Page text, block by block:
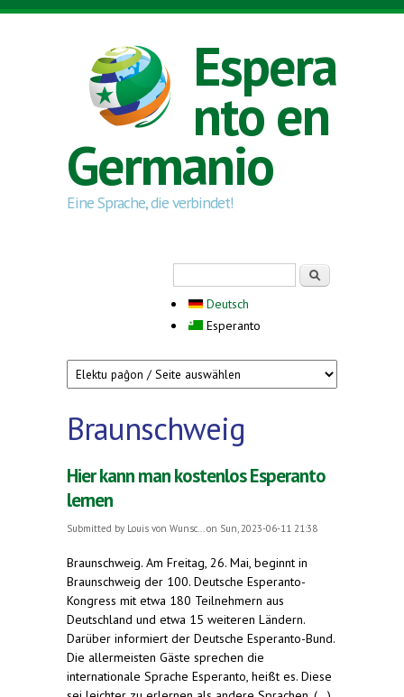
Skip to main content
Espera
nto en
Germanio
Eine Sprache, die verbindet!
Deutsch
Esperanto
Braunschweig
Hier kann man kostenlos Esperanto
lernen
Submitted by Louis von Wunsc... on Sun, 2023-06-11 21:38
Braunschweig. Am Freitag, 26. Mai, beginnt in
Braunschweig der 100. Deutsche Esperanto-
Kongress mit etwa 180 Teilnehmern aus
Deutschland und etwa 15 weiteren Ländern.
Darüber informiert der Deutsche Esperanto-Bund.
Die allermeisten Gäste sprechen die
internationale Sprache Esperanto, heißt es. Diese